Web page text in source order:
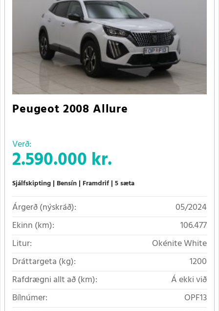
Peugeot 2008 Allure
Verð:
2.590.000 kr.
Sjálfskipting Bensín Framdrif 5 sæta
Árgerð (nýskráð):
05/2024
Ekinn (km):
106.477
Litur:
Okénite White
Dráttargeta (kg):
1200
Rafdrægni allt að (km):
Á ekki við
Bílnúmer:
OPF13